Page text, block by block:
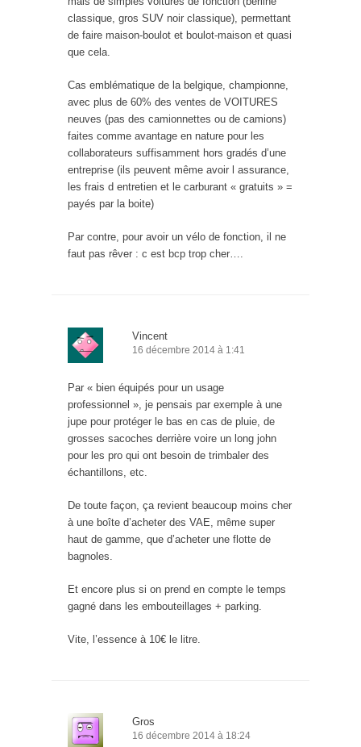
classique, gros SUV noir classique), permettant
de faire maison-boulot et boulot-maison et quasi
que cela.
Cas emblématique de la belgique, championne,
avec plus de 60% des ventes de VOITURES
neuves (pas des camionnettes ou de camions)
faites comme avantage en nature pour les
collaborateurs suffisamment hors gradés d’une
entreprise (ils peuvent même avoir l assurance,
les frais d entretien et le carburant « gratuits » =
payés par la boite)
Par contre, pour avoir un vélo de fonction, il ne
faut pas rêver : c est bcp trop cher….
Vincent
16 décembre 2014 à 1:41
Par « bien équipés pour un usage
professionnel », je pensais par exemple à une
jupe pour protéger le bas en cas de pluie, de
grosses sacoches derrière voire un long john
pour les pro qui ont besoin de trimbaler des
échantillons, etc.
De toute façon, ça revient beaucoup moins cher
à une boîte d’acheter des VAE, même super
haut de gamme, que d’acheter une flotte de
bagnoles.
Et encore plus si on prend en compte le temps
gagné dans les embouteillages + parking.
Vite, l’essence à 10€ le litre.
Gros
16 décembre 2014 à 18:24